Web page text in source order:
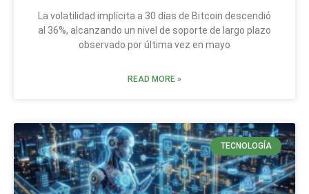
La volatilidad implícita a 30 días de Bitcoin descendió
al 36%, alcanzando un nivel de soporte de largo plazo
observado por última vez en mayo
READ MORE »
TECNOLOGÍA